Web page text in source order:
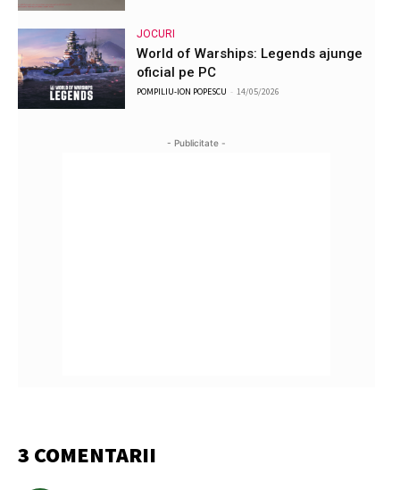
JOCURI
World of Warships: Legends ajunge
oficial pe PC
POMPILIU-ION POPESCU - 14/05/2026
- Publicitate -
3 COMENTARII